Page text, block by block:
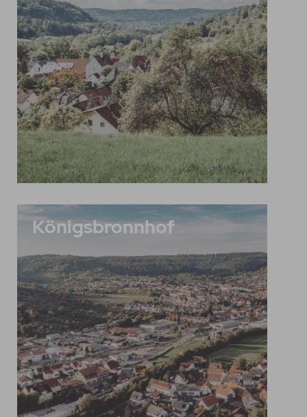
Königsbronnhof